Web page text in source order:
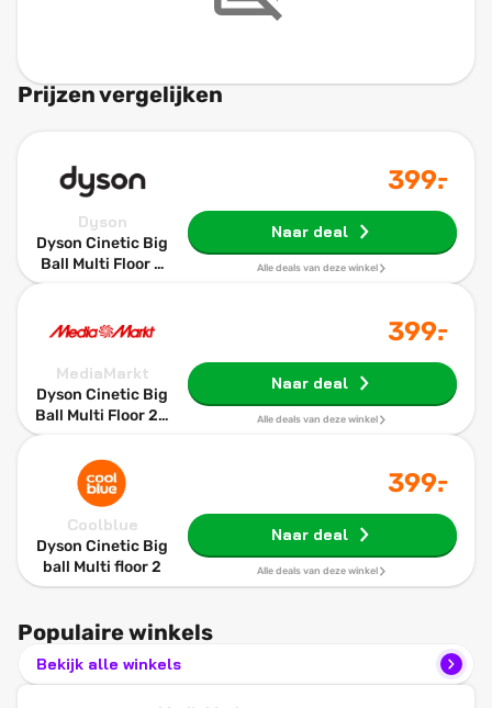
Prijzen vergelijken
Dyson
Dyson Cinetic Big
Ball Multi Floor 2
399.
-
Naar deal
Alle deals van deze winkel
MediaMarkt
Dyson Cinetic Big
Ball Multi Floor 2 -
Zakloze
technologie
Oranje
399.
-
Naar deal
Alle deals van deze winkel
Coolblue
Dyson Cinetic Big
ball Multi floor 2
399.
-
Naar deal
Alle deals van deze winkel
Populaire winkels
Bekijk alle winkels